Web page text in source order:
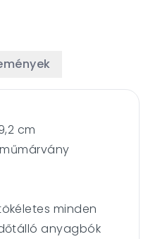
cm
minden
anyagbók